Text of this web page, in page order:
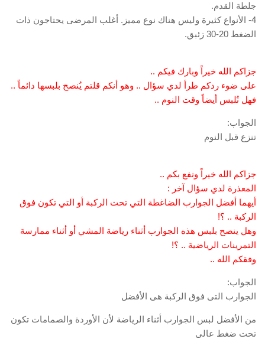
جلطة القدم.
4- الأنواع كثيرة وليس هناك نوع مميز. أغلب المرضى يحتاجون ذات
الضغط 20-30 زئبق.
جزاكم الله خيراً وبارك فيكم ..
على ضوء ردكم طرأ لدي سؤال .. وهو أنكم قلتم يُنصح بلبسها دائماً ..
فهل تُلبس أيضاً وقت النوم ..
الجواب:
تنزع قبل النوم
جزاكم الله خيراً ونفع بكم ..
المعذرة لدي سؤال آخر :
أيهما أفضل الجوارب الضاغطة التي تحت الركبة أو التي تكون فوق
الركبة .. ؟!
وهل ينصح بلبس هذه الجوارب أثناء رياضة المشي أو أثناء ممارسة
التمرينات الرياضية .. ؟!
وفقكم الله ..
الجواب:
الجوارب التى فوق الركبة هى الأفضل
من الأفضل لبس الجوارب أثناء الرياضة لأن الأوردة والصمامات تكون
تحت ضغط عالى